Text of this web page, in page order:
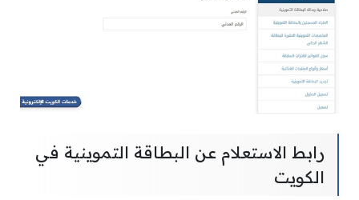
رابط الاستعلام عن البطاقة التموينية في
الكويت